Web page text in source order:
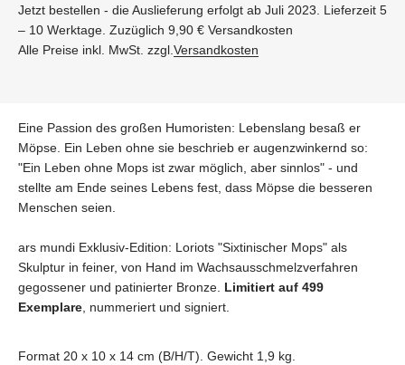
Jetzt bestellen - die Auslieferung erfolgt ab Juli 2023. Lieferzeit 5
– 10 Werktage. Zuzüglich 9,90 € Versandkosten
Alle Preise inkl. MwSt. zzgl.Versandkosten
Eine Passion des großen Humoristen: Lebenslang besaß er
Möpse. Ein Leben ohne sie beschrieb er augenzwinkernd so:
"Ein Leben ohne Mops ist zwar möglich, aber sinnlos" - und
stellte am Ende seines Lebens fest, dass Möpse die besseren
Menschen seien.
ars mundi Exklusiv-Edition: Loriots "Sixtinischer Mops" als
Skulptur in feiner, von Hand im Wachsausschmelzverfahren
gegossener und patinierter Bronze. Limitiert auf 499
Exemplare, nummeriert und signiert.
Format 20 x 10 x 14 cm (B/H/T). Gewicht 1,9 kg.